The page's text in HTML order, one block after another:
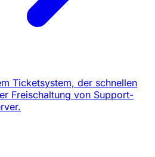
Ticketsystem, der schnellen
Freischaltung von Support-